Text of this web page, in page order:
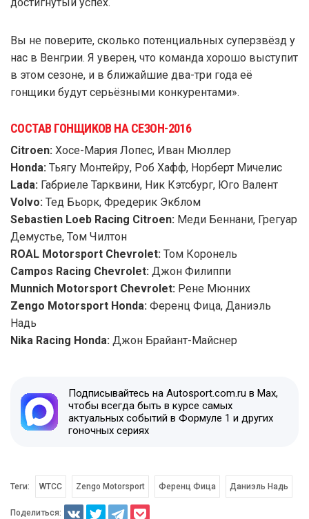
Вы не поверите, сколько потенциальных суперзвёзд у
нас в Венгрии. Я уверен, что команда хорошо выступит
в этом сезоне, и в ближайшие два-три года её
гонщики будут серьёзными конкурентами».
СОСТАВ ГОНЩИКОВ НА СЕЗОН-2016
Citroen: Хосе-Мария Лопес, Иван Мюллер
Honda: Тьягу Монтейру, Роб Хафф, Норберт Мичелис
Lada: Габриеле Тарквини, Ник Кэтсбург, Юго Валент
Volvo: Тед Бьорк, Фредерик Экблом
Sebastien Loeb Racing Citroen: Меди Беннани, Грегуар
Демустье, Том Чилтон
ROAL Motorsport Chevrolet: Том Коронель
Campos Racing Chevrolet: Джон Филиппи
Munnich Motorsport Chevrolet: Рене Мюнних
Zengo Motorsport Honda: Ференц Фица, Даниэль
Надь
Nika Racing Honda: Джон Брайант-Майснер
Подписывайтесь на Autosport.com.ru в Max,
чтобы всегда быть в курсе самых
актуальных событий в Формуле 1 и других
гоночных сериях
Теги: WTCC Zengo Motorsport Ференц Фица Даниэль Надь
Поделиться: